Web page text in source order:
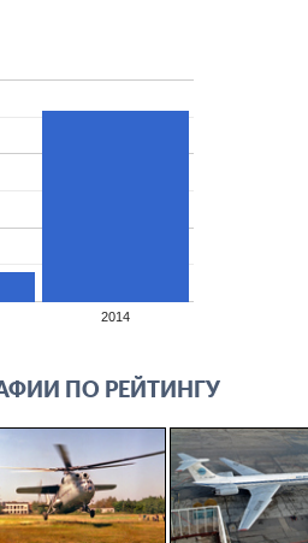
2014
ПО РЕЙТИНГУ